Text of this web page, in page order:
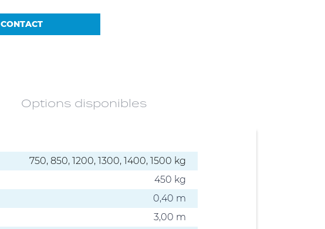
CONTACT
Options disponibles
750, 850, 1200, 1300, 1400, 1500 kg
450 kg
0,40 m
3,00 m